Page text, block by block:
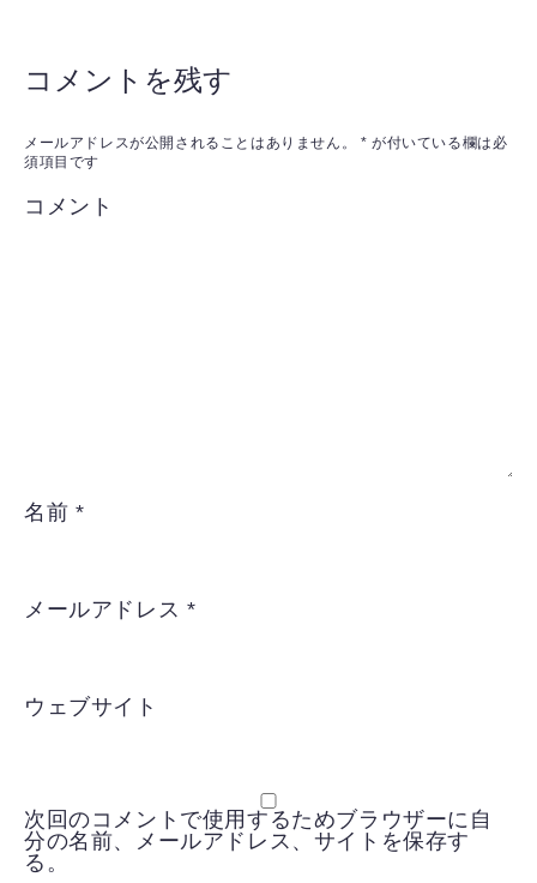
コメントを残す
メールアドレスが公開されることはありません。 * が付いている欄は必
須項目です
コメント
名前 *
メールアドレス *
ウェブサイト
次回のコメントで使用するためブラウザーに自
分の名前、メールアドレス、サイトを保存す
る。